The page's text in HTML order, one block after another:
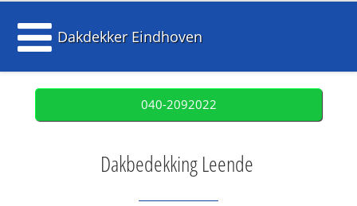
Dakdekker Eindhoven
040-2092022
Dakbedekking Leende